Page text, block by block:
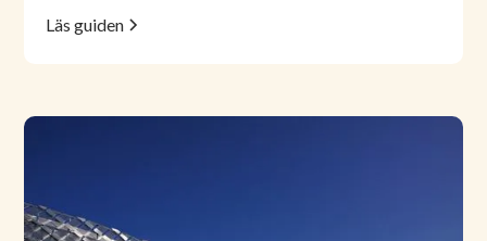
Läs guiden